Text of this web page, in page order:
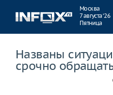
Москва
7 августа ‘26
Пятница
Названы
срочно